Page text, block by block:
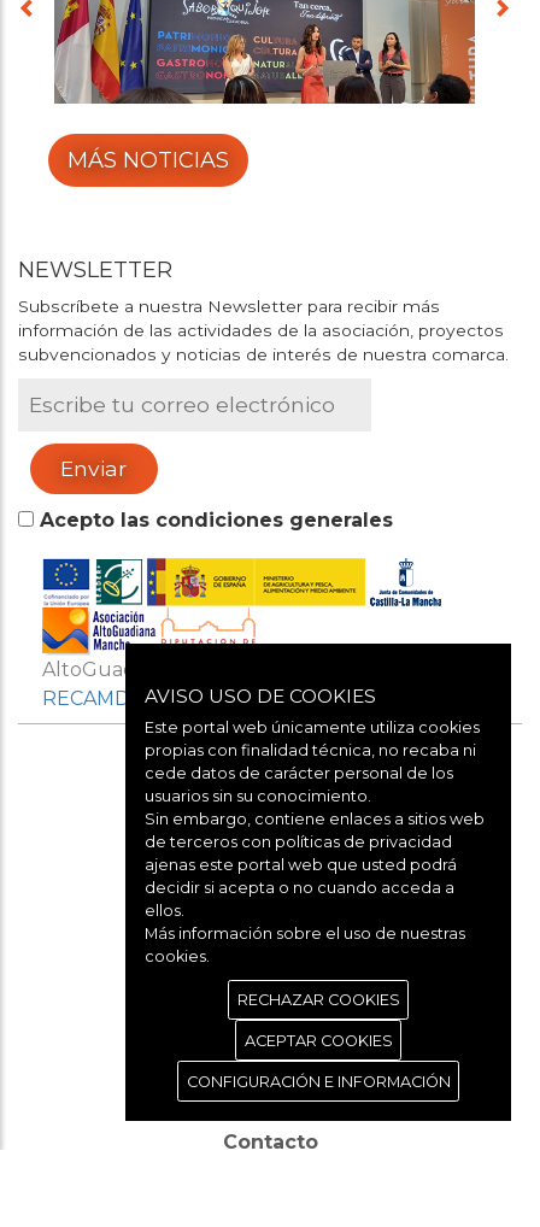
MÁS NOTICIAS
NEWSLETTER
Subscríbete a nuestra Newsletter para recibir más
información de las actividades de la asociación, proyectos
subvencionados y noticias de interés de nuestra comarca.
Acepto las condiciones generales
AltoGuadianaMancha es miembro de
RECAMDERYREDR
Política de cookies
Política de privacidad
Contacto
AVISO USO DE COOKIES
Este portal web únicamente utiliza cookies
propias con finalidad técnica, no recaba ni
cede datos de carácter personal de los
usuarios sin su conocimiento.
Sin embargo, contiene enlaces a sitios web
de terceros con políticas de privacidad
ajenas este portal web que usted podrá
decidir si acepta o no cuando acceda a
ellos.
Más información sobre el uso de nuestras
cookies.
RECHAZAR COOKIES
ACEPTAR COOKIES
CONFIGURACIÓN E INFORMACIÓN